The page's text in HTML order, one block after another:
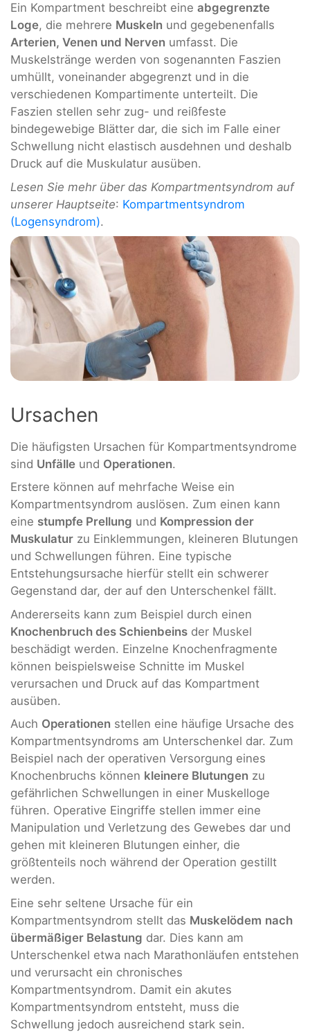
Ein Kompartment beschreibt eine abgegrenzte
Loge, die mehrere Muskeln und gegebenenfalls
Arterien, Venen und Nerven umfasst. Die
Muskelstränge werden von sogenannten Faszien
umhüllt, voneinander abgegrenzt und in die
verschiedenen Kompartimente unterteilt. Die
Faszien stellen sehr zug- und reißfeste
bindegewebige Blätter dar, die sich im Falle einer
Schwellung nicht elastisch ausdehnen und deshalb
Druck auf die Muskulatur ausüben.
Lesen Sie mehr über das Kompartmentsyndrom auf
unserer Hauptseite: Kompartmentsyndrom
(Logensyndrom).
Ursachen
Die häufigsten Ursachen für Kompartmentsyndrome
sind Unfälle und Operationen.
Erstere können auf mehrfache Weise ein
Kompartmentsyndrom auslösen. Zum einen kann
eine stumpfe Prellung und Kompression der
Muskulatur zu Einklemmungen, kleineren Blutungen
und Schwellungen führen. Eine typische
Entstehungsursache hierfür stellt ein schwerer
Gegenstand dar, der auf den Unterschenkel fällt.
Andererseits kann zum Beispiel durch einen
Knochenbruch des Schienbeins der Muskel
beschädigt werden. Einzelne Knochenfragmente
können beispielsweise Schnitte im Muskel
verursachen und Druck auf das Kompartment
ausüben.
Auch Operationen stellen eine häufige Ursache des
Kompartmentsyndroms am Unterschenkel dar. Zum
Beispiel nach der operativen Versorgung eines
Knochenbruchs können kleinere Blutungen zu
gefährlichen Schwellungen in einer Muskelloge
führen. Operative Eingriffe stellen immer eine
Manipulation und Verletzung des Gewebes dar und
gehen mit kleineren Blutungen einher, die
größtenteils noch während der Operation gestillt
werden.
Eine sehr seltene Ursache für ein
Kompartmentsyndrom stellt das Muskelödem nach
übermäßiger Belastung dar. Dies kann am
Unterschenkel etwa nach Marathonläufen entstehen
und verursacht ein chronisches
Kompartmentsyndrom. Damit ein akutes
Kompartmentsyndrom entsteht, muss die
Schwellung jedoch ausreichend stark sein.